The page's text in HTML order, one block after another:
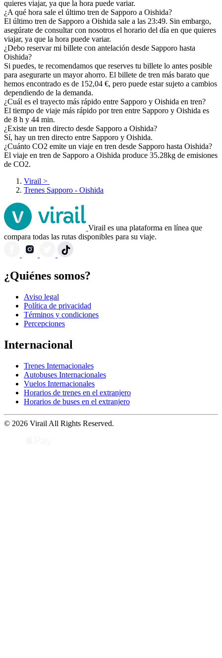
quieres viajar, ya que la hora puede variar.
¿A qué hora sale el último tren de Sapporo a Oishida?
El último tren de Sapporo a Oishida sale a las 23:49. Sin embargo,
asegúrate de consultar con nosotros el horario del día en que quieres
viajar, ya que la hora puede variar.
¿Debo reservar mi billete con antelación desde Sapporo hasta
Oishida?
Si puedes, te recomendamos que reserves tu billete lo antes posible
para asegurarte un mayor ahorro. El billete de tren más barato que
hemos encontrado es de 152,04 €, pero puede estar sujeto a cambios
dependiendo de la demanda.
¿Cuál es el trayecto más rápido entre Sapporo y Oishida en tren?
El tiempo de viaje más rápido por tren entre Sapporo y Oishida es
de 8 h y 44 min.
¿Existe un tren directo desde Sapporo a Oishida?
Sí, hay un tren directo entre Sapporo y Oishida.
¿Cuánto CO2 emite un viaje en tren desde Sapporo hasta Oishida?
El viaje en tren de Sapporo a Oishida produce 35.28kg de emisiones
de CO2.
Virail >
Trenes Sapporo - Oishida
Virail es una plataforma en línea que
compara todas las rutas disponibles para su viaje.
¿Quiénes somos?
Aviso legal
Política de privacidad
Términos y condiciones
Percepciones
Internacional
Trenes Internacionales
Autobuses Internacionales
Vuelos Internacionales
Horarios de trenes en el extranjero
Horarios de buses en el extranjero
© 2026 Virail All Rights Reserved.